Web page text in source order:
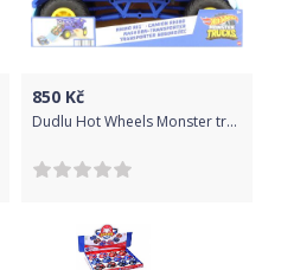
850 Kč
Dudlu Hot Wheels Monster trucks nosorožčí přeprava trucků HFB13